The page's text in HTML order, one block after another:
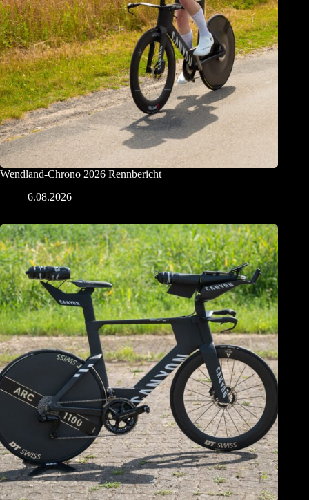
Wendland-Chrono 2026 Rennbericht
6.08.2026